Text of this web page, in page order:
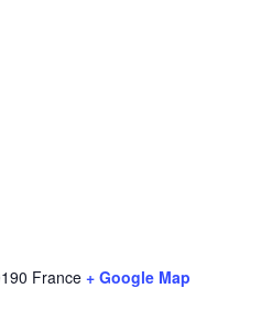
France + Google Map